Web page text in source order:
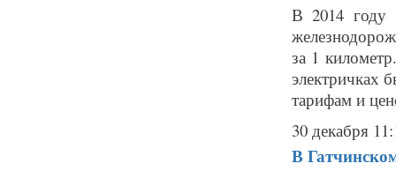
В 2014 году
за 1
электричках
тарифам и
30 декабря
В